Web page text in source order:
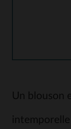
Un blouson